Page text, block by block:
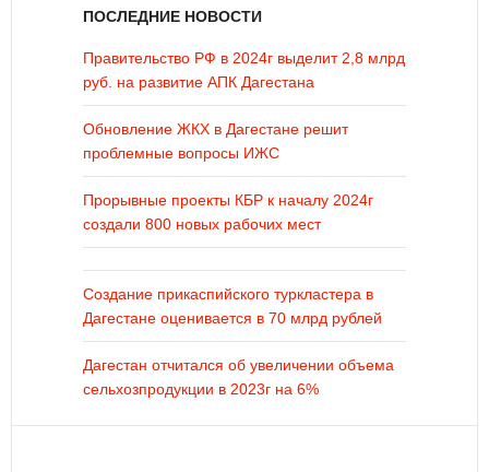
ПОСЛЕДНИЕ НОВОСТИ
Правительство РФ в 2024г выделит 2,8 млрд
руб. на развитие АПК Дагестана
Обновление ЖКХ в Дагестане решит
проблемные вопросы ИЖС
Прорывные проекты КБР к началу 2024г
создали 800 новых рабочих мест
Создание прикаспийского туркластера в
Дагестане оценивается в 70 млрд рублей
Дагестан отчитался об увеличении объема
сельхозпродукции в 2023г на 6%